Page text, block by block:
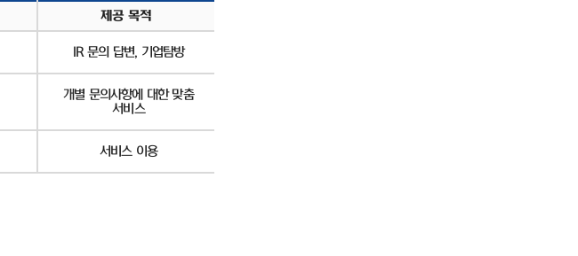
제공 목적
IR문의 답변, 기업탐방
개별 문의사항에 대한 맞춤
서비스
서비스 이용